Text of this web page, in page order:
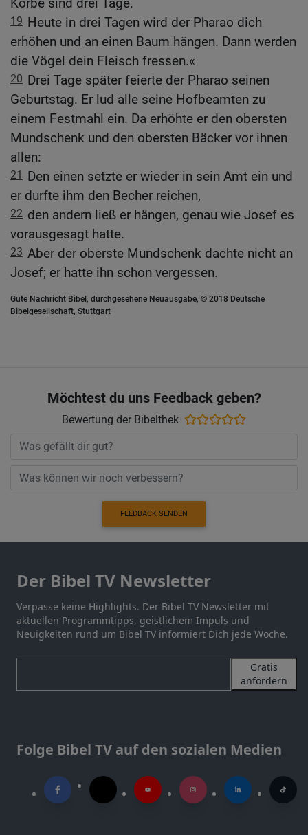
19 Heute in drei Tagen wird der Pharao dich
erhöhen und an einen Baum hängen. Dann werden
die Vögel dein Fleisch fressen.«
20 Drei Tage später feierte der Pharao seinen
Geburtstag. Er lud alle seine Hofbeamten zu
einem Festmahl ein. Da erhöhte er den obersten
Mundschenk und den obersten Bäcker vor ihnen
allen:
21 Den einen setzte er wieder in sein Amt ein und
er durfte ihm den Becher reichen,
22 den andern ließ er hängen, genau wie Josef es
vorausgesagt hatte.
23 Aber der oberste Mundschenk dachte nicht an
Josef; er hatte ihn schon vergessen.
Gute Nachricht Bibel, durchgesehene Neuausgabe, © 2018 Deutsche
Bibelgesellschaft, Stuttgart
Möchtest du uns Feedback geben?
Bewertung der Bibelthek
FEEDBACK SENDEN
Der Bibel TV Newsletter
Verpasse keine Highlights. Der Bibel TV Newsletter mit
aktuellen Programmtipps, geistlichem Impuls und
Neuigkeiten rund um Bibel TV informiert Dich jede Woche.
Gratis
anfordern
Folge Bibel TV auf den sozialen Medien